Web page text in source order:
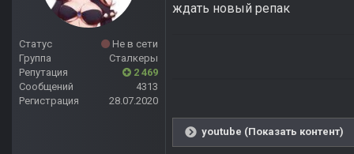
Статус
Не в сети
Группа
Сталкеры
Репутация
2 469
Сообщений
4313
Регистрация
28.07.2020
ждать новый репак
youtube (Показать контент)